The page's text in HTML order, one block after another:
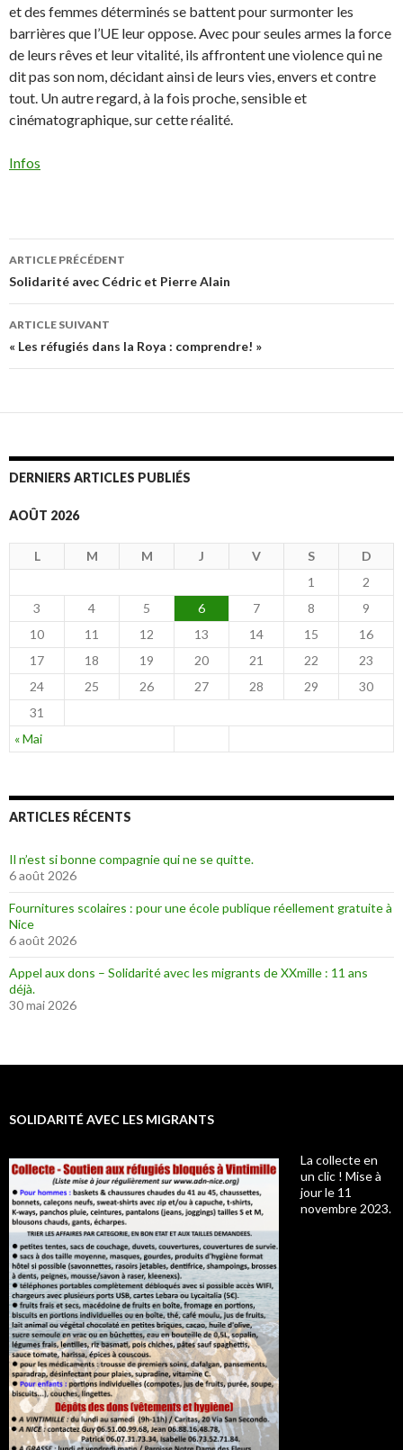
et des femmes déterminés se battent pour surmonter les
barrières que l’UE leur oppose. Avec pour seules armes la force
de leurs rêves et leur vitalité, ils affrontent une violence qui ne
dit pas son nom, décidant ainsi de leurs vies, envers et contre
tout. Un autre regard, à la fois proche, sensible et
cinématographique, sur cette réalité.
Infos
Navigation
des
articles
ARTICLE PRÉCÉDENT
Solidarité avec Cédric et Pierre Alain
ARTICLE SUIVANT
« Les réfugiés dans la Roya : comprendre! »
DERNIERS ARTICLES PUBLIÉS
AOÛT 2026
L M M J V S D
« Mai
1
2
3
4 5 6 7 8
9
10
11 12 13 14 15
16
17
18 19 20 21 22
23
24
25 26 27 28 29
30
31
ARTICLES RÉCENTS
Il n’est si bonne compagnie qui ne se quitte.
6 août 2026
Fournitures scolaires : pour une école publique réellement gratuite à
Nice
6 août 2026
Appel aux dons – Solidarité avec les migrants de XXmille : 11 ans
déjà.
30 mai 2026
SOLIDARITÉ AVEC LES MIGRANTS
La collecte en
un clic ! Mise à
jour le 11
novembre 2023.